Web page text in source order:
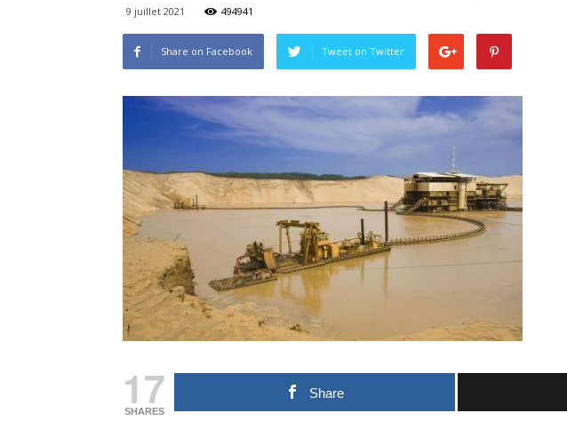
9 juillet 2021 494941
Share on Facebook Tweet on Twitter
17
SHARES
Share